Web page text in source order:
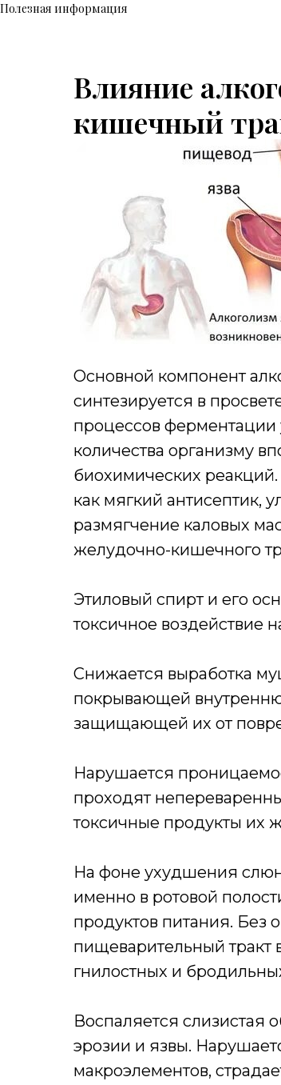
Полезная информация
Влияние
кишечный
Основной компонент
синтезируется в
процессов
количества организму
биохимических
как мягкий антисептик,
размягчение каловых
желудочно-кишечного
Этиловый спирт и его
токсичное воздействие
Снижается выработка
покрывающей
защищающей их от
Нарушается
проходят
токсичные продукты их
На фоне ухудшения
именно в ротовой
продуктов питания. Без
пищеварительный тракт
гнилостных и
Воспаляется слизистая
эрозии и язвы.
макроэлементов,